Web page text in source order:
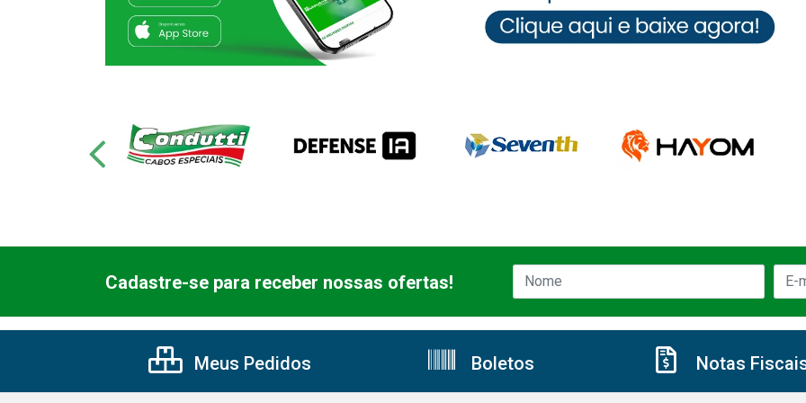
Cadastre-se para receber nossas ofertas!
Meus Pedidos Boletos Notas